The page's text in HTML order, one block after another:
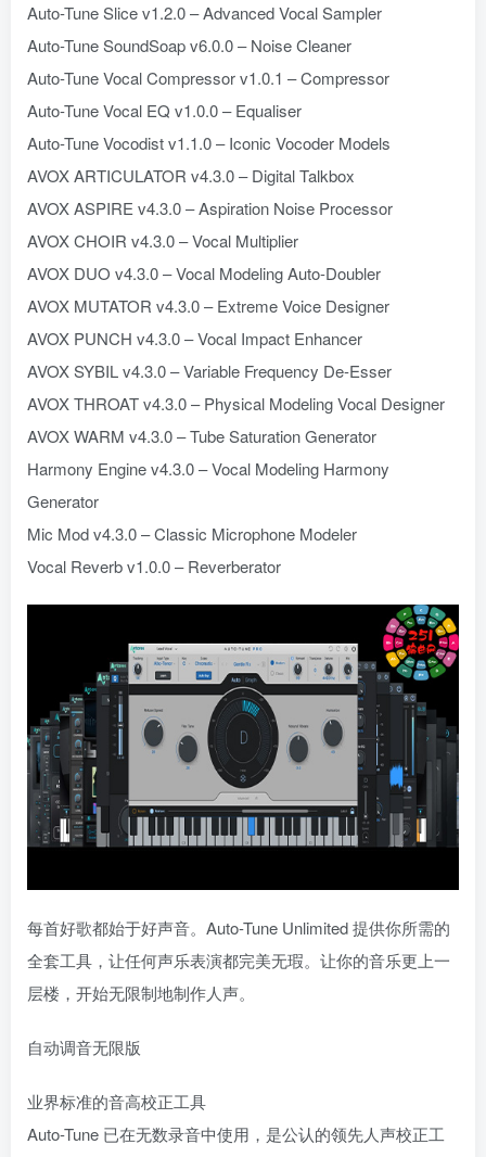
Auto-Tune Slice v1.2.0 – Advanced Vocal Sampler
Auto-Tune SoundSoap v6.0.0 – Noise Cleaner
Auto-Tune Vocal Compressor v1.0.1 – Compressor
Auto-Tune Vocal EQ v1.0.0 – Equaliser
Auto-Tune Vocodist v1.1.0 – Iconic Vocoder Models
AVOX ARTICULATOR v4.3.0 – Digital Talkbox
AVOX ASPIRE v4.3.0 – Aspiration Noise Processor
AVOX CHOIR v4.3.0 – Vocal Multiplier
AVOX DUO v4.3.0 – Vocal Modeling Auto-Doubler
AVOX MUTATOR v4.3.0 – Extreme Voice Designer
AVOX PUNCH v4.3.0 – Vocal Impact Enhancer
AVOX SYBIL v4.3.0 – Variable Frequency De-Esser
AVOX THROAT v4.3.0 – Physical Modeling Vocal Designer
AVOX WARM v4.3.0 – Tube Saturation Generator
Harmony Engine v4.3.0 – Vocal Modeling Harmony
Generator
Mic Mod v4.3.0 – Classic Microphone Modeler
Vocal Reverb v1.0.0 – Reverberator
每首好歌都始于好声音。Auto-Tune Unlimited 提供你所需的
全套工具，让任何声乐表演都完美无瑕。让你的音乐更上一
层楼，开始无限制地制作人声。
自动调音无限版
业界标准的音高校正工具
Auto-Tune 已在无数录音中使用，是公认的领先人声校正工